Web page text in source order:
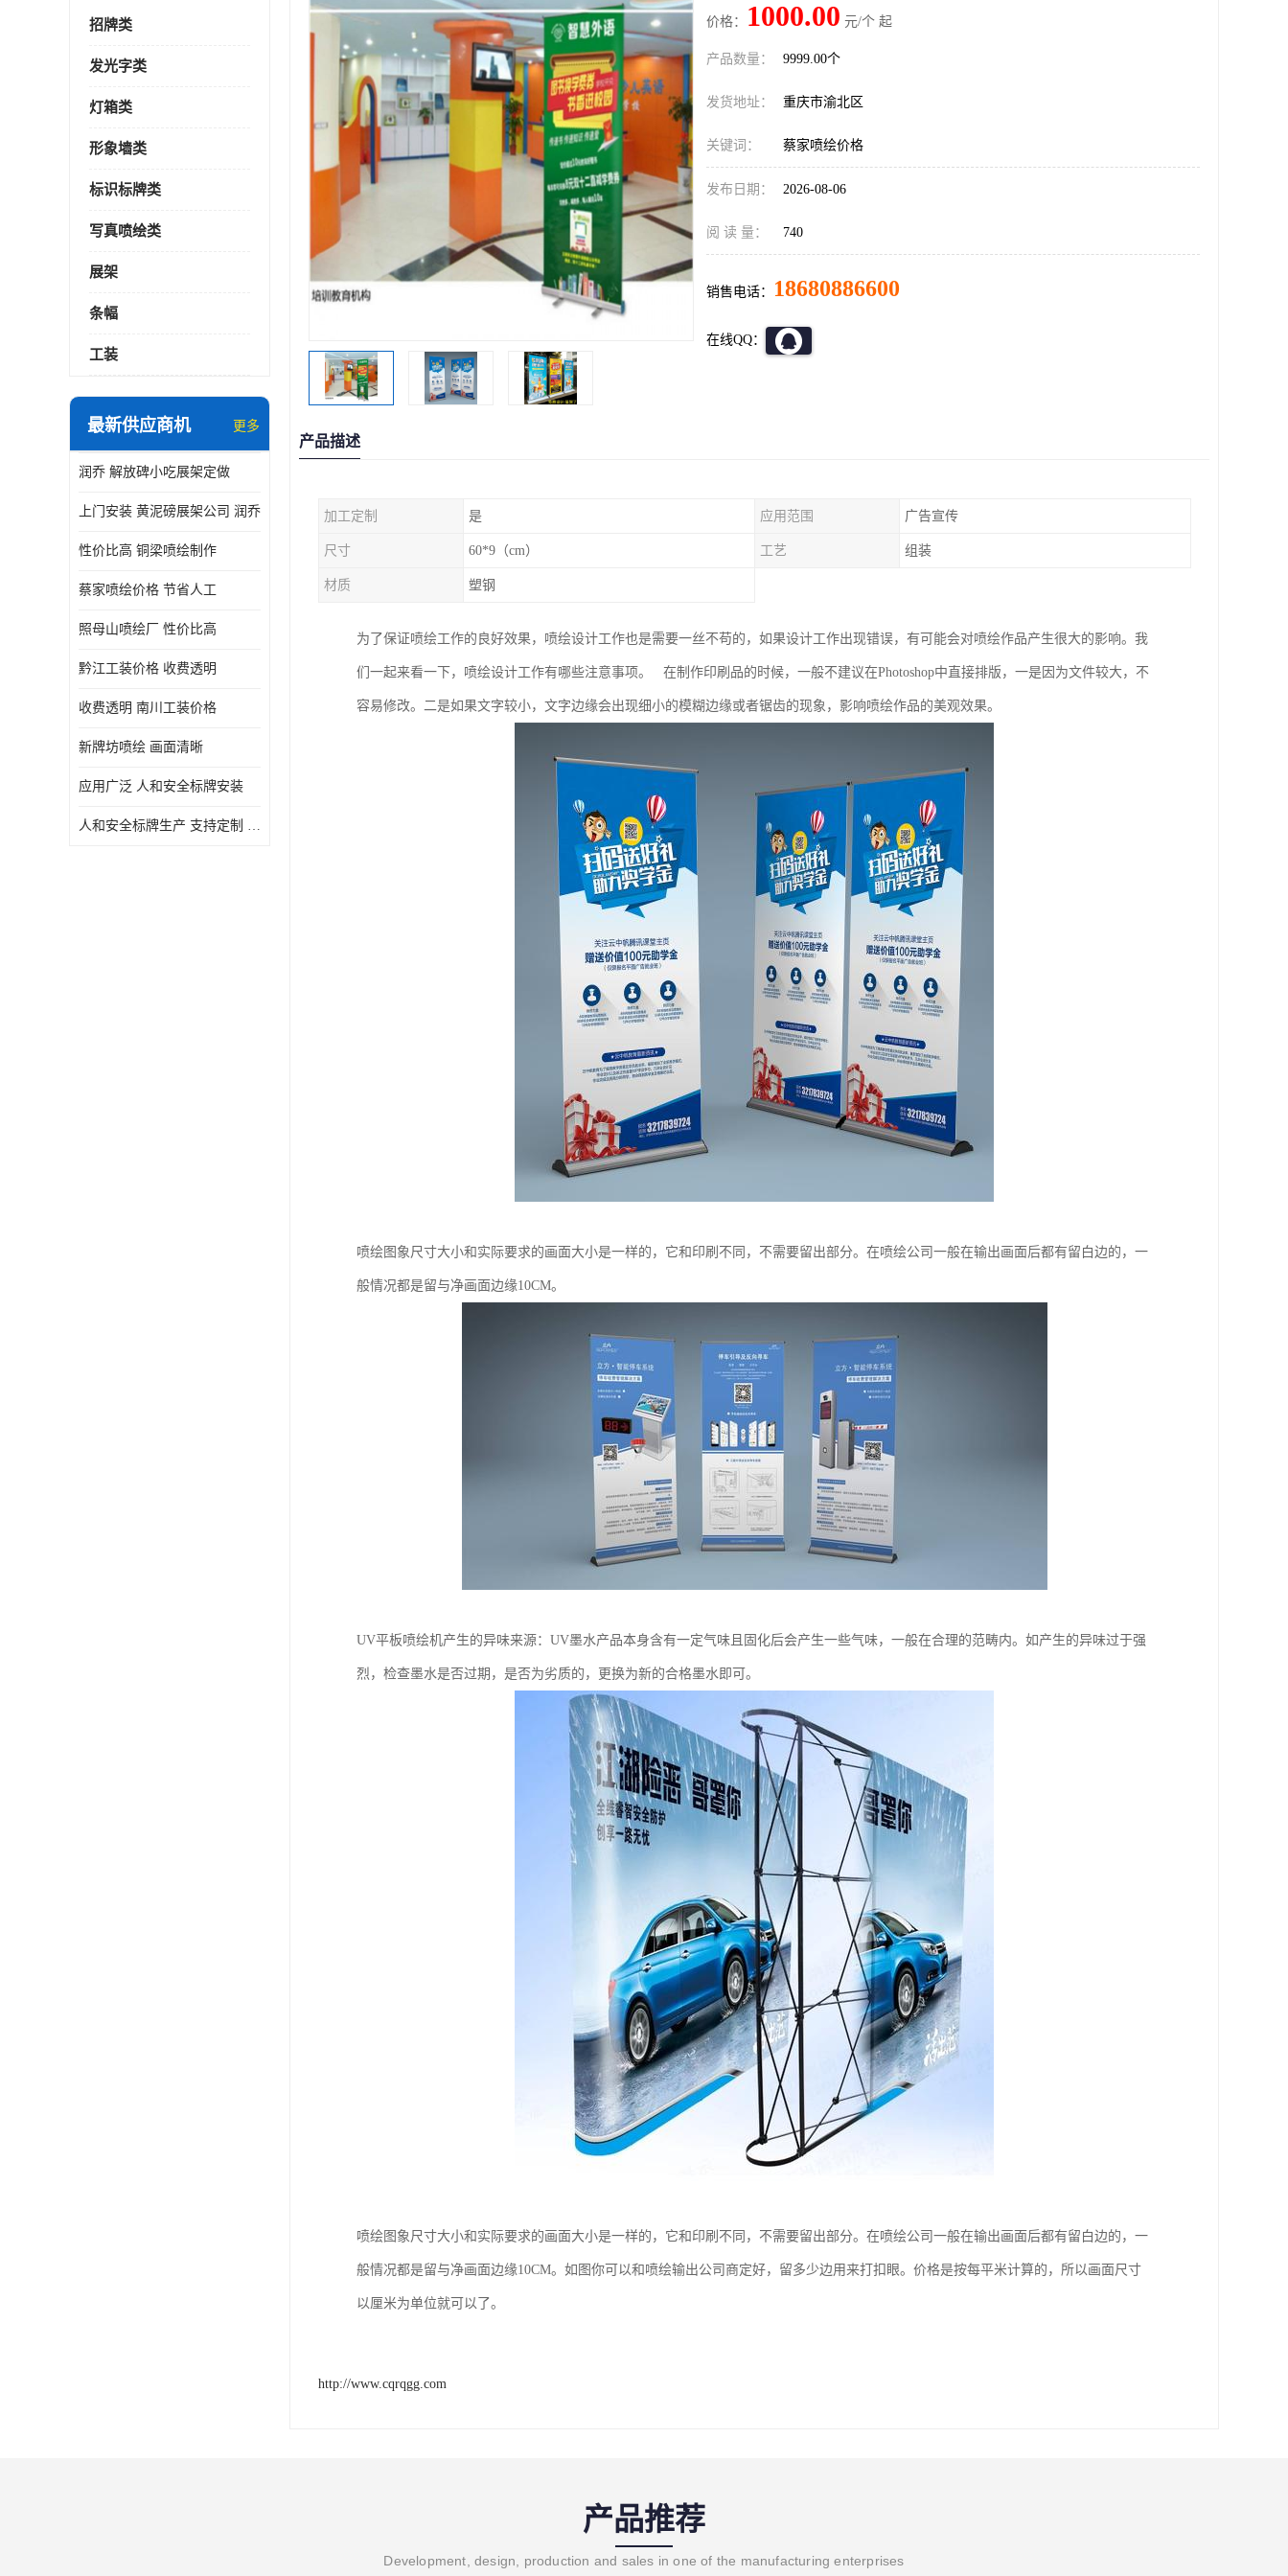
招牌类
发光字类
灯箱类
形象墙类
标识标牌类
写真喷绘类
展架
条幅
工装
最新供应商机 更多
润乔 解放碑小吃展架定做
上门安装 黄泥磅展架公司 润乔
性价比高 铜梁喷绘制作
蔡家喷绘价格 节省人工
照母山喷绘厂 性价比高
黔江工装价格 收费透明
收费透明 南川工装价格
新牌坊喷绘 画面清晰
应用广泛 人和安全标牌安装
人和安全标牌生产 支持定制 润乔
价格： 1000.00 元/个 起
产品数量： 9999.00个
发货地址： 重庆市渝北区
关键词： 蔡家喷绘价格
发布日期： 2026-08-06
阅 读 量： 740
销售电话： 18680886600
在线QQ：
产品描述
加工定制 是 应用范围 广告宣传
尺寸 60*9（cm） 工艺 组装
材质 塑钢
为了保证喷绘工作的良好效果，喷绘设计工作也是需要一丝不苟的，如果设计工作出现错误，有可能会对喷绘作品产生很大的影响。我
们一起来看一下，喷绘设计工作有哪些注意事项。 在制作印刷品的时候，一般不建议在Photoshop中直接排版，一是因为文件较大，不
容易修改。二是如果文字较小，文字边缘会出现细小的模糊边缘或者锯齿的现象，影响喷绘作品的美观效果。
喷绘图象尺寸大小和实际要求的画面大小是一样的，它和印刷不同，不需要留出部分。在喷绘公司一般在输出画面后都有留白边的，一
般情况都是留与净画面边缘10CM。
UV平板喷绘机产生的异味来源：UV墨水产品本身含有一定气味且固化后会产生一些气味，一般在合理的范畴内。如产生的异味过于强
烈，检查墨水是否过期，是否为劣质的，更换为新的合格墨水即可。
喷绘图象尺寸大小和实际要求的画面大小是一样的，它和印刷不同，不需要留出部分。在喷绘公司一般在输出画面后都有留白边的，一
般情况都是留与净画面边缘10CM。如图你可以和喷绘输出公司商定好，留多少边用来打扣眼。价格是按每平米计算的，所以画面尺寸
以厘米为单位就可以了。
http://www.cqrqgg.com
产品推荐
Development, design, production and sales in one of the manufacturing enterprises